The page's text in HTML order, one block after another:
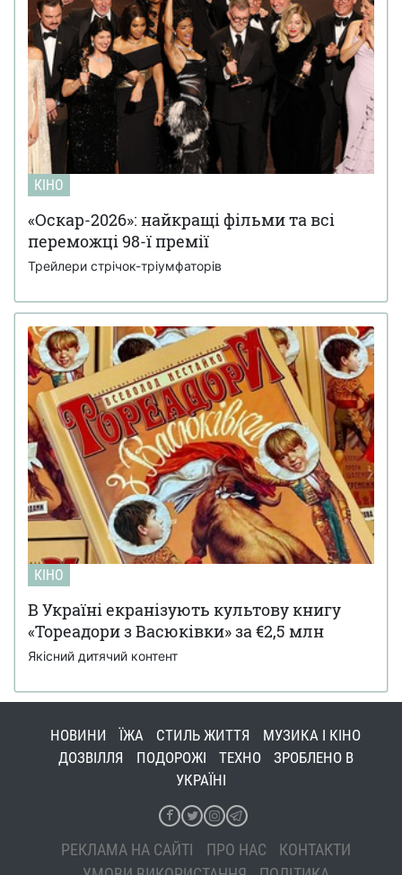
КІНО
«Оскар-2026»: найкращі фільми та всі
переможці 98-ї премії
Трейлери стрічок-тріумфаторів
КІНО
В Україні екранізують культову книгу
«Тореадори з Васюківки» за €2,5 млн
Якісний дитячий контент
НОВИНИ ЇЖА СТИЛЬ ЖИТТЯ
МУЗИКА І КІНО
ДОЗВІЛЛЯ
ПОДОРОЖІ ТЕХНО
ЗРОБЛЕНО В
УКРАЇНІ
РЕКЛАМА НА САЙТІ ПРО НАС
КОНТАКТИ